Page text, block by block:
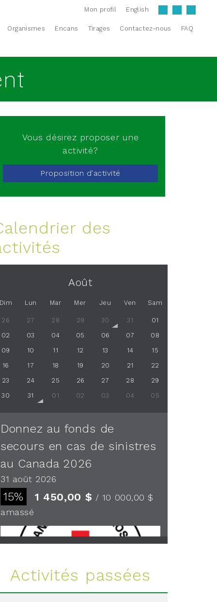
Organismes Encans Tirages Contactez-nous FAQ
Mon profil English
Vous désirez proposer une
activité?
Proposition d'activité
des
Août
Dim Lun Mar Mer Jeu Ven Sam
26 27 28 29 30 31 01
02 03 04 05 06 07 08
09 10 11 12 13 14 15
16 17 18 19 20 21 22
23 24 25 26 27 28 29
30 31 01 02 03 04 05
Donnez au fonds de
secours en cas de sinistres
au Canada 2026
31 août 2026
15% 1 450,00 $ / 10 000,00 $
amassé
Activités passées